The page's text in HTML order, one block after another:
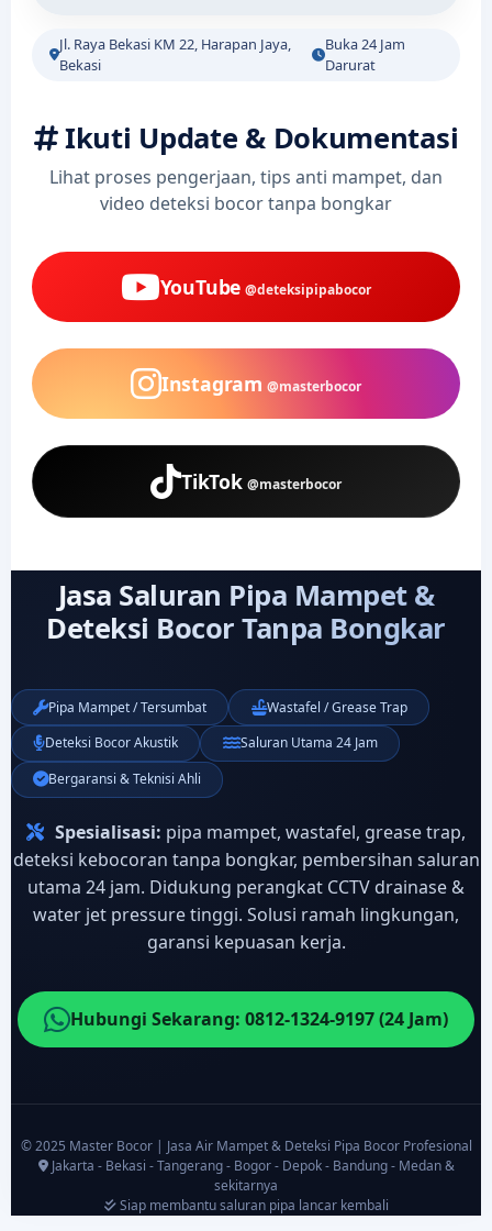
Jl. Raya Bekasi KM 22, Harapan Jaya,
Bekasi
Buka 24 Jam
Darurat
Ikuti Update & Dokumentasi
Lihat proses pengerjaan, tips anti mampet, dan
video deteksi bocor tanpa bongkar
YouTube @deteksipipabocor
Instagram @masterbocor
TikTok @masterbocor
Jasa Saluran Pipa Mampet &
Deteksi Bocor Tanpa Bongkar
Pipa Mampet / Tersumbat
Wastafel / Grease Trap
Deteksi Bocor Akustik
Saluran Utama 24 Jam
Bergaransi & Teknisi Ahli
Spesialisasi: pipa mampet, wastafel, grease trap,
deteksi kebocoran tanpa bongkar, pembersihan saluran
utama 24 jam. Didukung perangkat CCTV drainase &
water jet pressure tinggi. Solusi ramah lingkungan,
garansi kepuasan kerja.
Hubungi Sekarang: 0812-1324-9197 (24 Jam)
© 2025 Master Bocor | Jasa Air Mampet & Deteksi Pipa Bocor Profesional
Jakarta - Bekasi - Tangerang - Bogor - Depok - Bandung - Medan &
sekitarnya
Siap membantu saluran pipa lancar kembali